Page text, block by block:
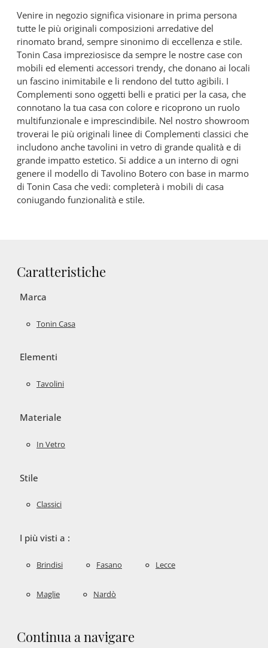
Venire in negozio significa visionare in prima persona
tutte le più originali composizioni arredative del
rinomato brand, sempre sinonimo di eccellenza e stile.
Tonin Casa impreziosisce da sempre le nostre case con
mobili ed elementi accessori trendy, che donano ai locali
un fascino inimitabile e li rendono del tutto agibili. I
Complementi sono oggetti belli e pratici per la casa, che
connotano la tua casa con colore e ricoprono un ruolo
multifunzionale e imprescindibile. Nel nostro showroom
troverai le più originali linee di Complementi classici che
includono anche tavolini in vetro di grande qualità e di
grande impatto estetico. Si addice a un interno di ogni
genere il modello di Tavolino Botero con base in marmo
di Tonin Casa che vedi: completerà i mobili di casa
coniugando funzionalità e stile.
Caratteristiche
Marca
Tonin Casa
Elementi
Tavolini
Materiale
In Vetro
Stile
Classici
I più visti a :
Brindisi Fasano Lecce
Maglie Nardò
Continua a navigare